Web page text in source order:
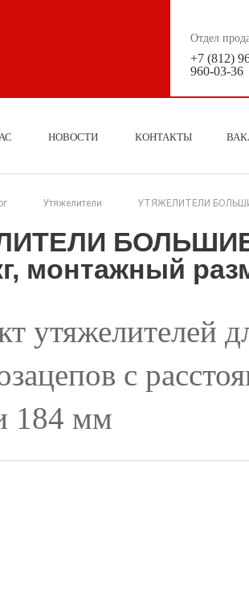
Отдел
+7 (812)
960-03-36
НОВОСТИ КОНТАКТЫ
Утяжелители УТЯЖЕЛИТЕЛИ
БОЛЬШИЕ
монтажный
утяжелителей
с
184 мм